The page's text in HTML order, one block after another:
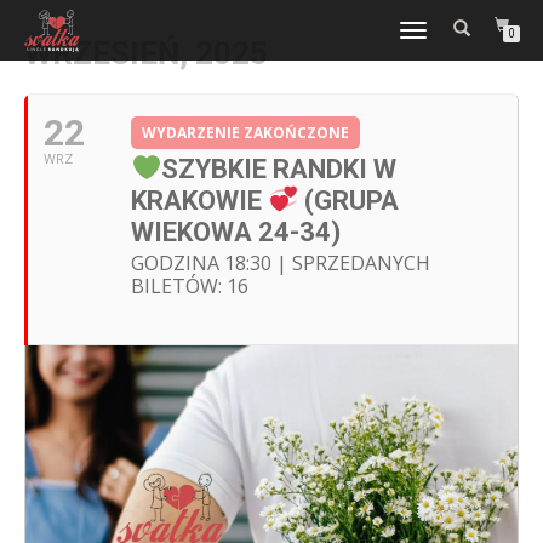
WŁĄCZ
0
WRZESIEŃ, 2025
22
WRZ
WYDARZENIE ZAKOŃCZONE
SZYBKIE RANDKI W
KRAKOWIE
(GRUPA
WIEKOWA 24-34)
GODZINA 18:30 | SPRZEDANYCH
BILETÓW: 16